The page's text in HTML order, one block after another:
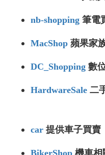
nb-shopping 筆電
MacShop 蘋果家
DC_Shopping 數
HardwareSale 二
car 提供車子買賣
BikerShop 機車相